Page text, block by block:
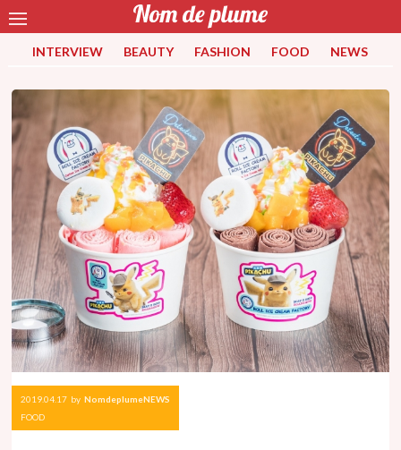
INTERVIEW BEAUTY FASHION FOOD NEWS
2019.04.17 by NomdeplumeNEWS
FOOD